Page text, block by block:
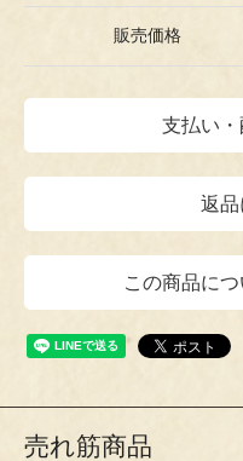
販売価格
支払い
返品
この商品に
売れ筋商品